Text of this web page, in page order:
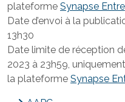
plateforme Synapse
Date d’envoi à la
13h30
Date limite de réception
2023 à 23h59,
la plateforme Synapse